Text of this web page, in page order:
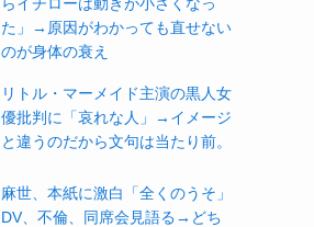
た」→原因がわかっても直せない
のが身体の衰え
リトル・マーメイド主演の黒人女
優批判に「哀れな人」→イメージ
と違うのだから文句は当たり前。
麻世、本紙に激白「全くのうそ」
DV、不倫、同席会見語る→どち